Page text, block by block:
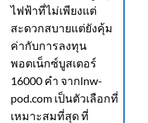
ไฟฟ้าที่ไม่เพียงแต่
สะดวกสบายแต่ยังคุ้ม
ค่ากับการลงทุน
พอตเน็กซ์บูสเตอร์
16000 คำ จากlnw-
pod.com เป็นตัวเลือกที่
เหมาะสมที่สุด ที่